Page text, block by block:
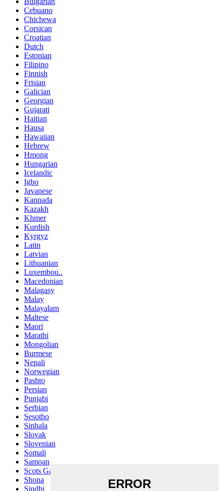
Cebuano
Chichewa
Corsican
Croatian
Dutch
Estonian
Filipino
Finnish
Frisian
Galician
Georgian
Gujarati
Haitian
Hausa
Hawaiian
Hebrew
Hmong
Hungarian
Icelandic
Igbo
Javanese
Kannada
Kazakh
Khmer
Kurdish
Kyrgyz
Latin
Latvian
Lithuanian
Luxembou..
Macedonian
Malagasy
Malay
Malayalam
Maltese
Maori
Marathi
Mongolian
Burmese
Nepali
Norwegian
Pashto
Persian
Punjabi
Serbian
Sesotho
Sinhala
Slovak
Slovenian
Somali
Samoan
Scots Gaelic
Shona
Sindhi